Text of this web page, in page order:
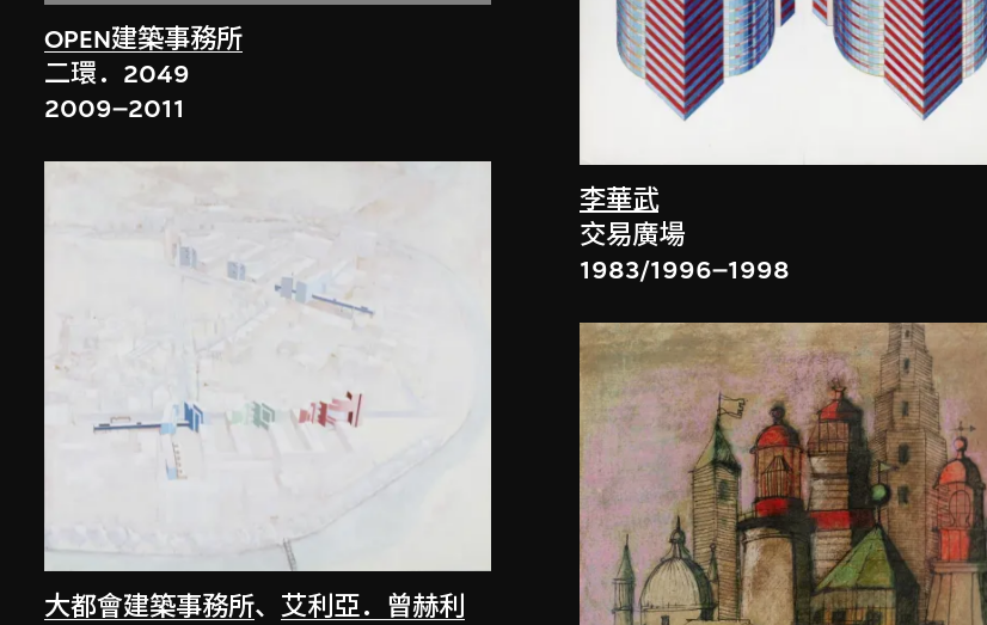
OPEN建築事務所
二環．2049
2009–2011
大都會建築事務所、艾利亞．曾赫利
李華武
交易廣場
1983/1996–1998